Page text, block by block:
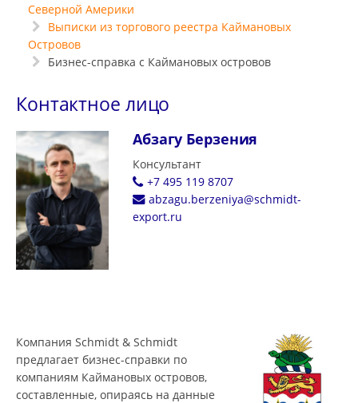
Северной Америки
Выписки из торгового реестра Каймановых
Островов
Бизнес-справка с Каймановых островов
Контактное лицо
Абзагу Берзения
Консультант
+7 495 119 8707
abzagu.berzeniya@schmidt-
export.ru
Компания Schmidt & Schmidt
предлагает бизнес-справки по
компаниям Каймановых островов,
составленные, опираясь на данные